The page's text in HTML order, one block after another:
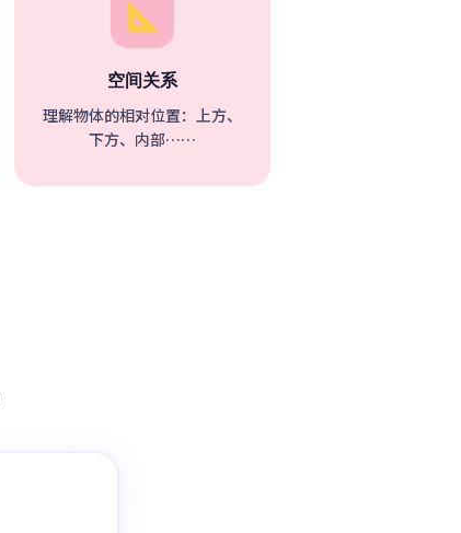
空间关系
理解物体的相对位置：上方、
下方、内部……